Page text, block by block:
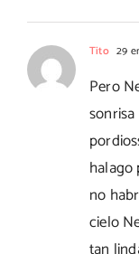
Tito 29
Pero
halago
no
cielo